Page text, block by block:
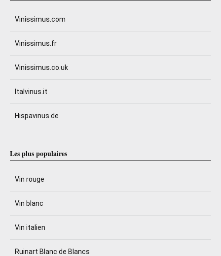
Vinissimus.com
Vinissimus.fr
Vinissimus.co.uk
Italvinus.it
Hispavinus.de
Les plus populaires
Vin rouge
Vin blanc
Vin italien
Ruinart Blanc de Blancs